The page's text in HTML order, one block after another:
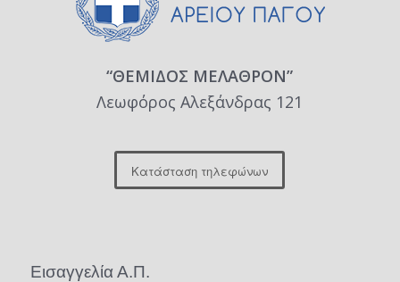
“ΘΕΜΙΔΟΣ ΜΕΛΑΘΡΟΝ”
Λεωφόρος Αλεξάνδρας 121
Κατάσταση τηλεφώνων
Εισαγγελία Α.Π.